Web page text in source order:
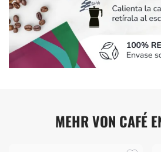
MEHR VON CAFÉ